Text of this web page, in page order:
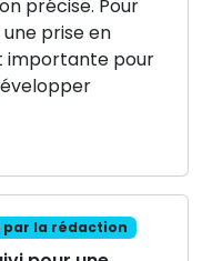
précise. Pour
prise en
importante pour
la rédaction